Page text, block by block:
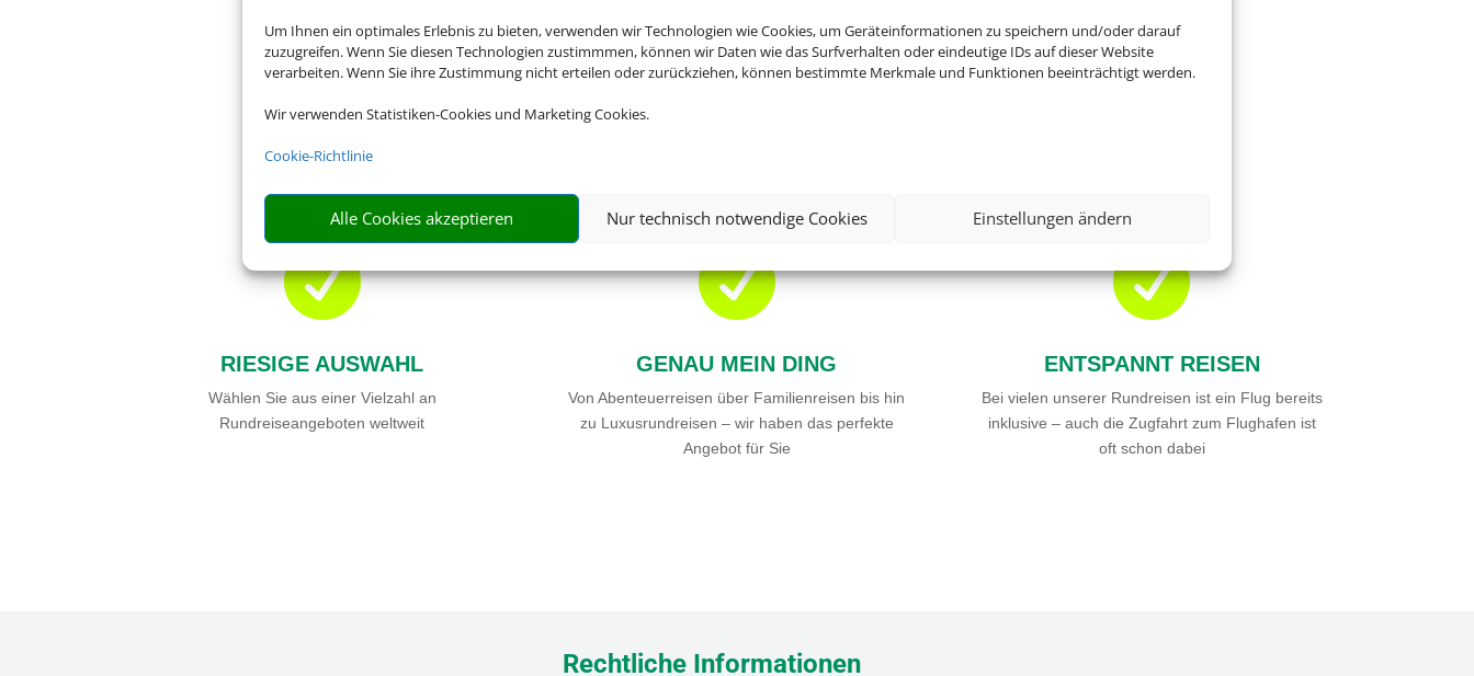
Um Ihnen ein optimales Erlebnis zu bieten, verwenden wir Technologien wie Cookies, um Geräteinformationen zu speichern und/oder darauf
zuzugreifen. Wenn Sie diesen Technologien zustimmmen, können wir Daten wie das Surfverhalten oder eindeutige IDs auf dieser Website
verarbeiten. Wenn Sie ihre Zustimmung nicht erteilen oder zurückziehen, können bestimmte Merkmale und Funktionen beeinträchtigt werden.
Wir verwenden Statistiken-Cookies und Marketing Cookies.
Cookie-Richtlinie
Alle Cookies akzeptieren Nur technisch notwendige Cookies Einstellungen ändern
Andalusien, Kuba, Kanada, die USA oder doch lieber Asien? Es gibt so viel zu entdecken auf der
Welt und mit unseren Rundreiseangebote erleben Sie Ihre Traumdestinationen in ihrer vollen

RIESIGE AUSWAHL
Wählen Sie aus einer Vielzahl an
Rundreiseangeboten weltweit

GENAU MEIN DING
Von Abenteuerreisen über Familienreisen bis hin
zu Luxusrundreisen – wir haben das perfekte
Angebot für Sie

ENTSPANNT REISEN
Bei vielen unserer Rundreisen ist ein Flug bereits
inklusive – auch die Zugfahrt zum Flughafen ist
oft schon dabei
Rechtliche Informationen